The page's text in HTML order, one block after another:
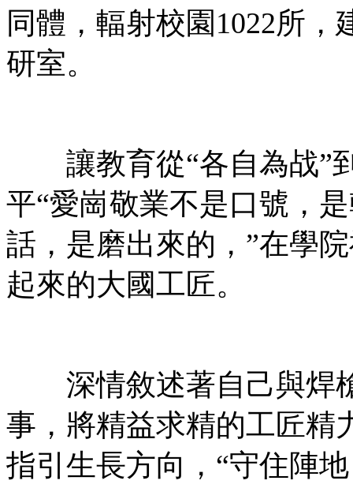
同體，輻射校園1022所
研室。
讓教育從“各自為战”到
平“愛崗敬業不是口號，
話，是磨出來的，”在學
起來的大國工匠。
深情敘述著自己與焊
事，將精益求精的工匠精
指引生長方向，“守住陣